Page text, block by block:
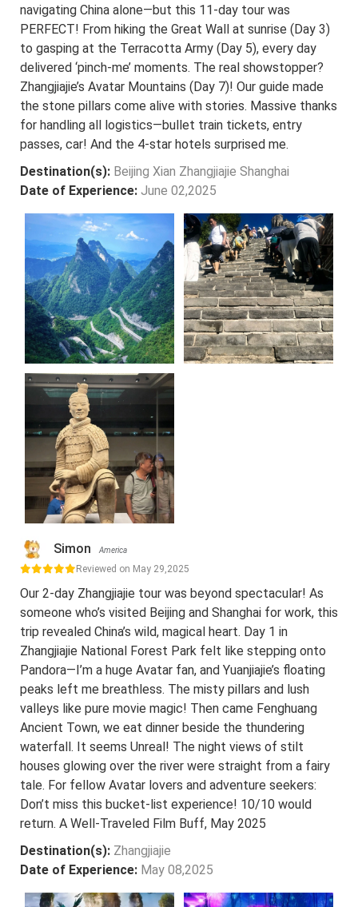
navigating China alone—but this 11-day tour was
PERFECT! From hiking the Great Wall at sunrise (Day 3)
to gasping at the Terracotta Army (Day 5), every day
delivered ‘pinch-me’ moments. The real showstopper?
Zhangjiajie’s Avatar Mountains (Day 7)! Our guide made
the stone pillars come alive with stories. Massive thanks
for handling all logistics—bullet train tickets, entry
passes, car! And the 4-star hotels surprised me.
Destination(s): Beijing Xian Zhangjiajie Shanghai
Date of Experience: June 02,2025
Simon America
Reviewed on May 29,2025
Our 2-day Zhangjiajie tour was beyond spectacular! As
someone who’s visited Beijing and Shanghai for work, this
trip revealed China’s wild, magical heart. Day 1 in
Zhangjiajie National Forest Park felt like stepping onto
Pandora—I’m a huge Avatar fan, and Yuanjiajie’s floating
peaks left me breathless. The misty pillars and lush
valleys like pure movie magic! Then came Fenghuang
Ancient Town, we eat dinner beside the thundering
waterfall. It seems Unreal! The night views of stilt
houses glowing over the river were straight from a fairy
tale. For fellow Avatar lovers and adventure seekers:
Don’t miss this bucket-list experience! 10/10 would
return. A Well-Traveled Film Buff, May 2025
Destination(s): Zhangjiajie
Date of Experience: May 08,2025